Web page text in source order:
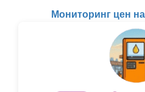
Мониторинг цен